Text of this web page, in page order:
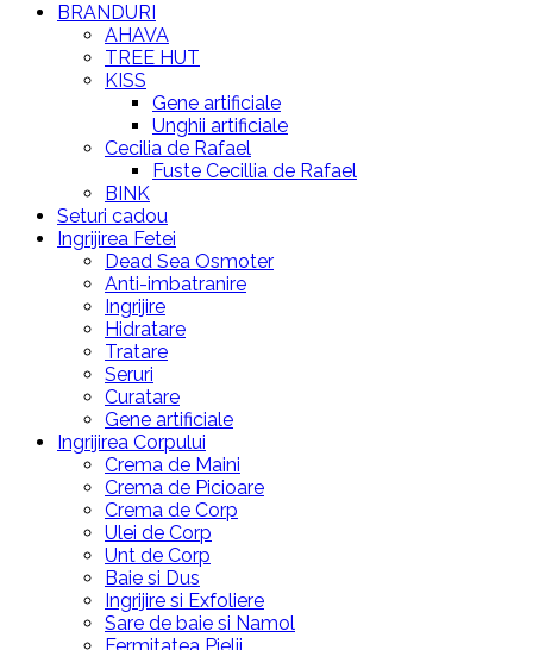
BRANDURI
AHAVA
TREE HUT
KISS
Gene artificiale
Unghii artificiale
Cecilia de Rafael
Fuste Cecillia de Rafael
BINK
Seturi cadou
Ingrijirea Fetei
Dead Sea Osmoter
Anti-imbatranire
Ingrijire
Hidratare
Tratare
Seruri
Curatare
Gene artificiale
Ingrijirea Corpului
Crema de Maini
Crema de Picioare
Crema de Corp
Ulei de Corp
Unt de Corp
Baie si Dus
Ingrijire si Exfoliere
Sare de baie si Namol